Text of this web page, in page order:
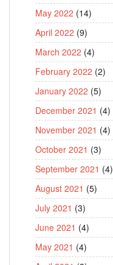
May 2022 (14)
April 2022 (9)
March 2022 (4)
February 2022 (2)
January 2022 (5)
December 2021 (4)
November 2021 (4)
October 2021 (3)
September 2021 (4)
August 2021 (5)
July 2021 (3)
June 2021 (4)
May 2021 (4)